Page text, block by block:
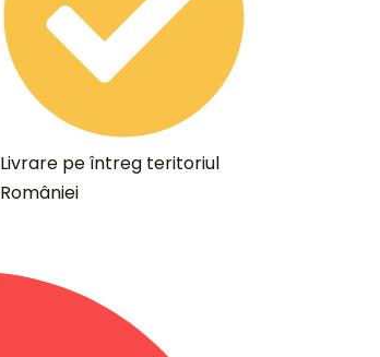
Livrare pe întreg teritoriul
României